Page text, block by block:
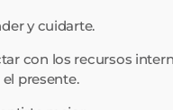
y cuidarte.
con los recursos
presente.